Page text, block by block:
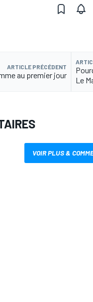
ARTICLE PRÉCÉDENT
au premier jour
Le
VOIR PLUS &